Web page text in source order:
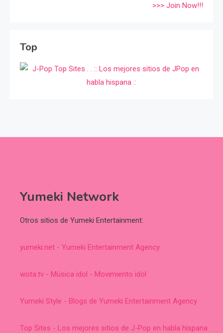
>>> Join Now!!!
Top
Yumeki Network
Otros sitios de Yumeki Entertainment:
yumeki.net - Yumeki Entertainment Agency
wota.tv - Música idol - Movimiento idol
Yumeki Style - Blogs de Yumeki Entertainment Agency
Top Sites - Los mejores sitios de J-Pop en habla hispana